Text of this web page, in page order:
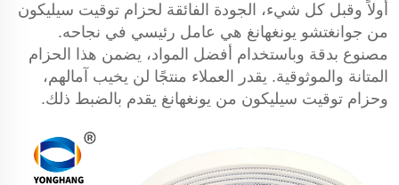
أولاً وقبل كل شيء، الجودة الفائقة لحزام توقيت سيليكون
من جوانغتشو يونغهانغ هي عامل رئيسي في نجاحه.
مصنوع بدقة وباستخدام أفضل المواد، يضمن هذا الحزام
المتانة والموثوقية. يقدر العملاء منتجًا لن يخيب آمالهم،
وحزام توقيت سيليكون من يونغهانغ يقدم بالضبط ذلك.